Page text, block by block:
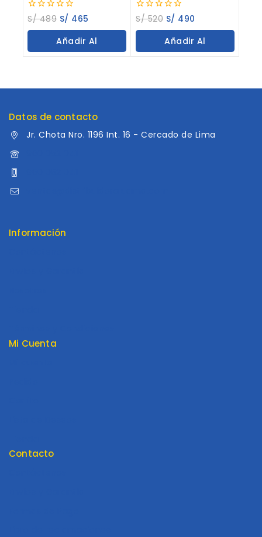
0
out
of
S/489 S/ 465
Añadir Al
0
out
of
S/520 S/ 490
Añadir Al
Datos de contacto
Jr. Chota Nro. 1196 Int. 16 - Cercado de Lima
Información
Mi Cuenta
Contacto